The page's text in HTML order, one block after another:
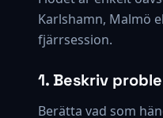
Karlshamn, Malmö
fjärrsession.
1. Beskriv
Berätta vad som